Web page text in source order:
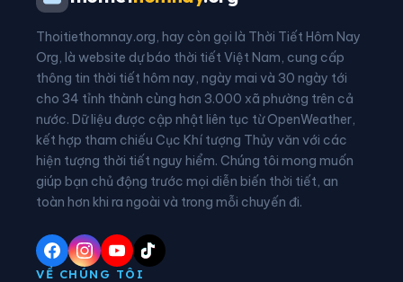
Phường Bình Hưng Hòa
Phường Bình Phú Phường Bình Quới
Phường Bình Tân Phường Bình Tây
Phường Bình Thạnh Phường Bình Thới
Phường Bình Tiên Phường Bình Trị Đông
Phường Bình Trưng Phường Cát Lái
Phường Cầu Kiệu
Phường Chánh Hiệp
Thoitiethomnay.org, hay còn gọi là Thời Tiết Hôm Nay
Org, là website dự báo thời tiết Việt Nam, cung cấp
thông tin thời tiết hôm nay, ngày mai và 30 ngày tới
cho 34 tỉnh thành cùng hơn 3.000 xã phường trên cả
nước. Dữ liệu được cập nhật liên tục từ OpenWeather,
kết hợp tham chiếu Cục Khí tượng Thủy văn với các
hiện tượng thời tiết nguy hiểm. Chúng tôi mong muốn
giúp bạn chủ động trước mọi diễn biến thời tiết, an
toàn hơn khi ra ngoài và trong mỗi chuyến đi.
VỀ CHÚNG TÔI